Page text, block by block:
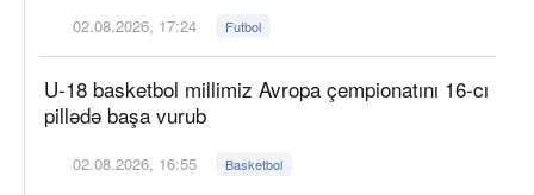
02.08.2026, 17:24 Futbol
U-18 basketbol millimiz Avropa çempionatını 16-cı
pillədə başa vurub
02.08.2026, 16:55 Basketbol